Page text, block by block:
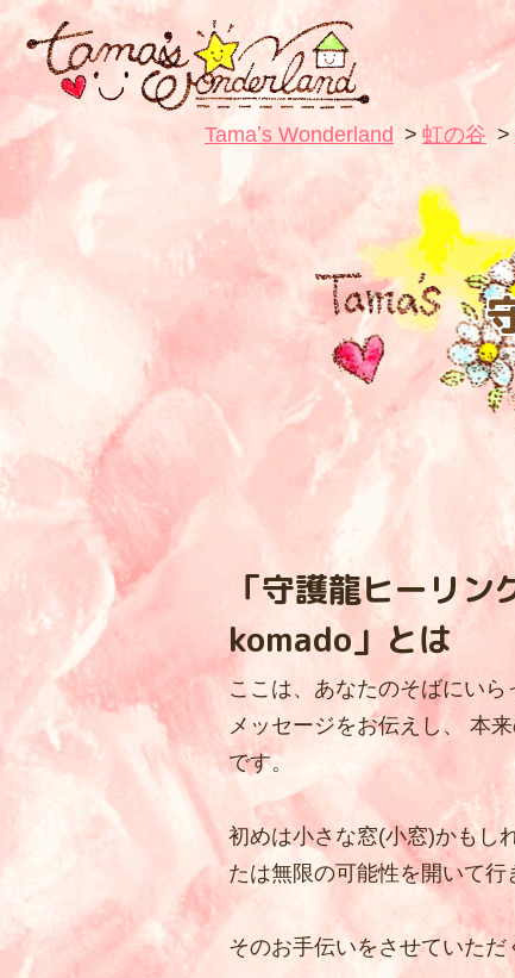
入居
Tamaʼs Wonderland 虹の谷
「守護龍ヒーリン
komado」とは
ここは、あなたのそばにい
メッセージをお伝えし、 本
です。
初めは小さな窓(小窓)かもし
たは無限の可能性を開いて行
そのお手伝いをさせていただ